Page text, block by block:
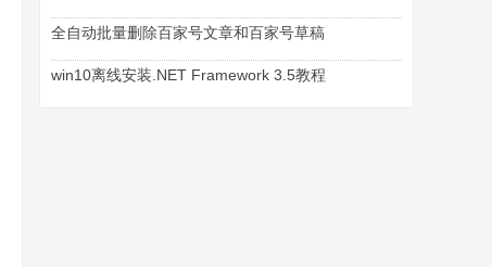
全自动批量删除百家号文章和百家号草稿
win10离线安装.NET Framework 3.5教程